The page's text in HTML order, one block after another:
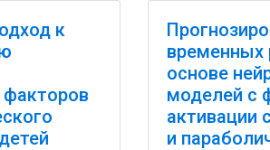
к
факторов
временных
основе
моделей с
активации
и